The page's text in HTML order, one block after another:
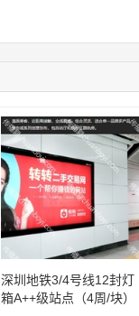
深圳地铁3/4号线12封灯
箱A++级站点（4周/块）